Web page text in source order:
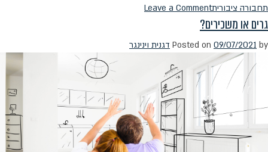
תחבורה ציבוריתLeave a Comment
on
לבית
גרים או משכירים?
Posted on 09/07/2021 by דגנית וינינגר